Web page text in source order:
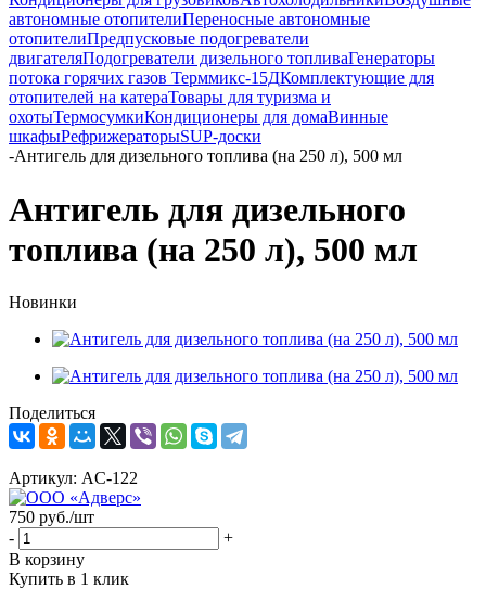
автономные отопителиПереносные автономные
отопителиПредпусковые подогреватели
двигателяПодогреватели дизельного топливаГенераторы
потока горячих газов Терммикс-15ДКомплектующие для
отопителей на катераТовары для туризма и
охотыТермосумкиКондиционеры для домаВинные
шкафыРефрижераторыSUP-доски
-Антигель для дизельного топлива (на 250 л), 500 мл
Антигель для дизельного
топлива (на 250 л), 500 мл
Новинки
Поделиться
Артикул: AC-122
750 руб./шт
-
+
В корзину
Купить в 1 клик